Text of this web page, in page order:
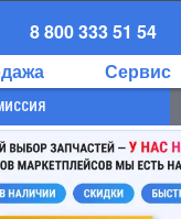
Сервис
8 800 333 51 54